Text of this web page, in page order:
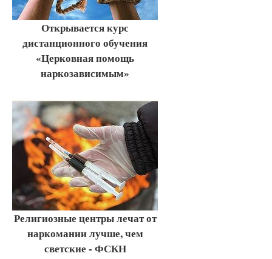
Открывается курс
дистанционного обучения
«Церковная помощь
наркозависимым»
Религиозные центры лечат от
наркомании лучше, чем
светские - ФСКН